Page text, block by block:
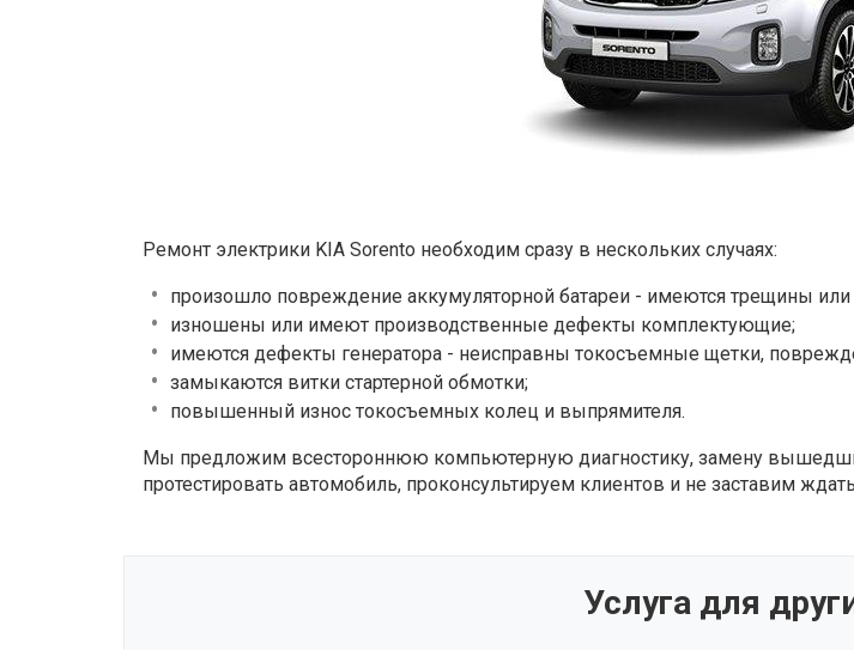
Ремонт электрики KIA Sorento необходим сразу в нескольких случаях:
произошло повреждение аккумуляторной батареи - имеются трещины
изношены или имеют производственные дефекты комплектующие;
имеются дефекты генератора - неисправны токосъемные щетки,
замыкаются витки стартерной обмотки;
повышенный износ токосъемных колец и выпрямителя.
Мы предложим всестороннюю компьютерную диагностику, замену
протестировать автомобиль, проконсультируем клиентов и не заставим
Услуга для